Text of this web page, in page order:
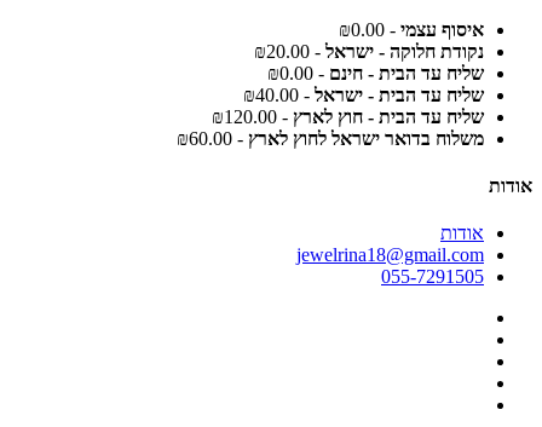
איסוף עצמי - ₪0.00
נקודת חלוקה - ישראל - ₪20.00
שליח עד הבית - חינם - ₪0.00
שליח עד הבית - ישראל - ₪40.00
שליח עד הבית - חוץ לארץ - ₪120.00
משלוח בדואר ישראל לחוץ לארץ - ₪60.00
אודות
אודות
jewelrina18@gmail.com
055-7291505